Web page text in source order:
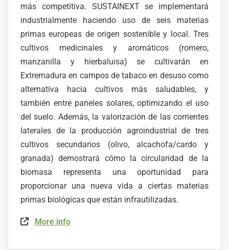
más competitiva. SUSTAINEXT se implementará
industrialmente haciendo uso de seis materias
primas europeas de origen sostenible y local. Tres
cultivos medicinales y aromáticos (romero,
manzanilla y hierbaluisa) se cultivarán en
Extremadura en campos de tabaco en desuso como
alternativa hacia cultivos más saludables, y
también entre paneles solares, optimizando el uso
del suelo. Además, la valorización de las corrientes
laterales de la producción agroindustrial de tres
cultivos secundarios (olivo, alcachofa/cardo y
granada) demostrará cómo la circularidad de la
biomasa representa una oportunidad para
proporcionar una nueva vida a ciertas materias
primas biológicas que están infrautilizadas.
More info